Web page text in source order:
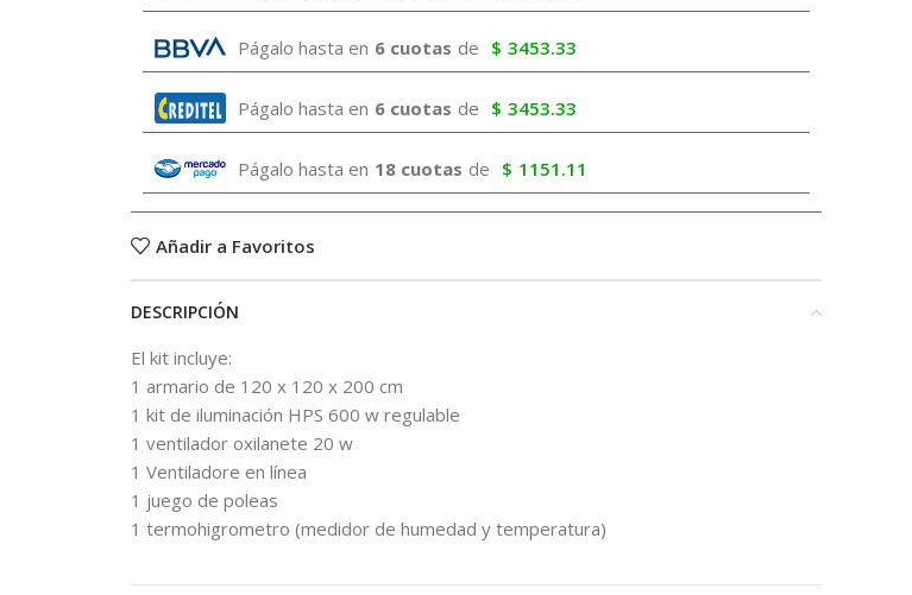
Págalo hasta en 6 cuotas de $ 3453.33
Págalo hasta en 6 cuotas de $ 3453.33
Págalo hasta en 18 cuotas de $ 1151.11
Añadir a Favoritos
DESCRIPCIÓN
El kit incluye:
1 armario de 120 x 120 x 200 cm
1 kit de iluminación HPS 600 w regulable
1 ventilador oxilanete 20 w
1 Ventiladore en línea
1 juego de poleas
1 termohigrometro (medidor de humedad y temperatura)